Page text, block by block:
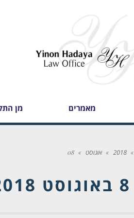
מאמרים מן
»
2018
» אוגוסט »
08
8 באוגוסט 2018